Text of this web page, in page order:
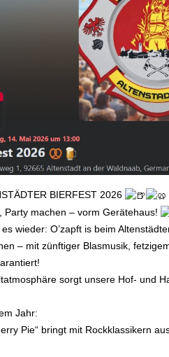
BIERFEST 2026
Party machen – vorm Gerätehaus!
wieder: O’zapft is beim
– mit zünftiger Blasmusik,
sorgt unsere Hof- und
Jahr:
Pie“ bringt mit Rockklassikern